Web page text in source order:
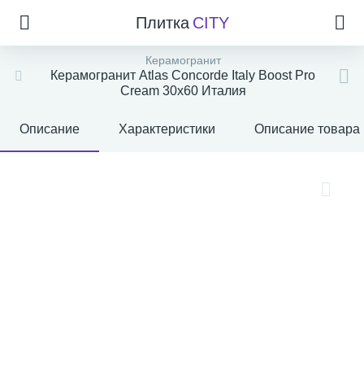
Плитка CITY
Керамогранит
Керамогранит Atlas Concorde Italy Boost Pro
Cream 30x60 Италия
Описание Характеристики Описание товара